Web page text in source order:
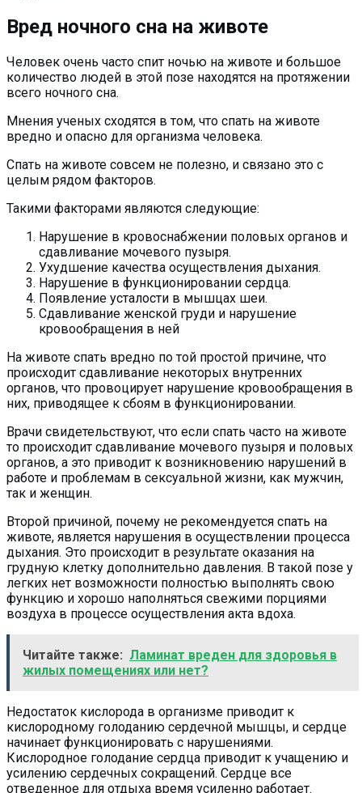
Вред ночного сна на животе
Человек очень часто спит ночью на животе и большое
количество людей в этой позе находятся на протяжении
всего ночного сна.
Мнения ученых сходятся в том, что спать на животе
вредно и опасно для организма человека.
Спать на животе совсем не полезно, и связано это с
целым рядом факторов.
Такими факторами являются следующие:
Нарушение в кровоснабжении половых органов и
сдавливание мочевого пузыря.
Ухудшение качества осуществления дыхания.
Нарушение в функционировании сердца.
Появление усталости в мышцах шеи.
Сдавливание женской груди и нарушение
кровообращения в ней
На животе спать вредно по той простой причине, что
происходит сдавливание некоторых внутренних
органов, что провоцирует нарушение кровообращения в
них, приводящее к сбоям в функционировании.
Врачи свидетельствуют, что если спать часто на животе
то происходит сдавливание мочевого пузыря и половых
органов, а это приводит к возникновению нарушений в
работе и проблемам в сексуальной жизни, как мужчин,
так и женщин.
Второй причиной, почему не рекомендуется спать на
животе, является нарушения в осуществлении процесса
дыхания. Это происходит в результате оказания на
грудную клетку дополнительно давления. В такой позе у
легких нет возможности полностью выполнять свою
функцию и хорошо наполняться свежими порциями
воздуха в процессе осуществления акта вдоха.
Читайте также: Ламинат вреден для здоровья в
жилых помещениях или нет?
Недостаток кислорода в организме приводит к
кислородному голоданию сердечной мышцы, и сердце
начинает функционировать с нарушениями.
Кислородное голодание сердца приводит к учащению и
усилению сердечных сокращений. Сердце все
отведенное для отдыха время усиленно работает.